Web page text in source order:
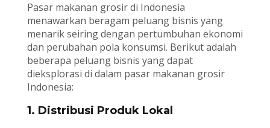
Pasar makanan grosir di Indonesia
menawarkan beragam peluang bisnis yang
menarik seiring dengan pertumbuhan ekonomi
dan perubahan pola konsumsi. Berikut adalah
beberapa peluang bisnis yang dapat
dieksplorasi di dalam pasar makanan grosir
Indonesia:
1. Distribusi Produk Lokal